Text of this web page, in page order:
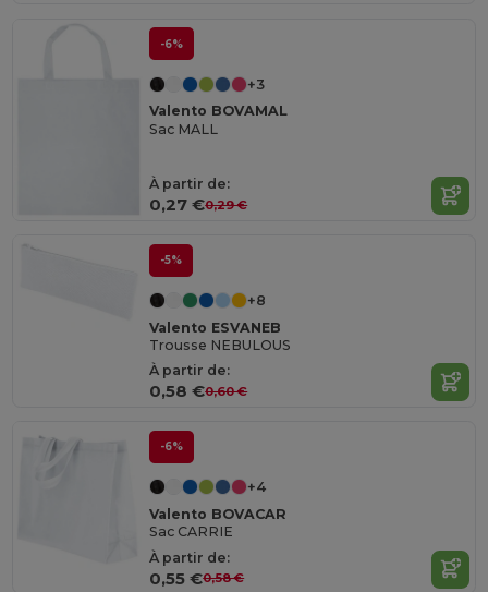
-6%
+3
Valento BOVAMAL
Sac MALL
À partir de:
0,27 €0,29 €
-5%
+8
Valento ESVANEB
Trousse NEBULOUS
À partir de:
0,58 €0,60 €
-6%
+4
Valento BOVACAR
Sac CARRIE
À partir de:
0,55 €0,58 €